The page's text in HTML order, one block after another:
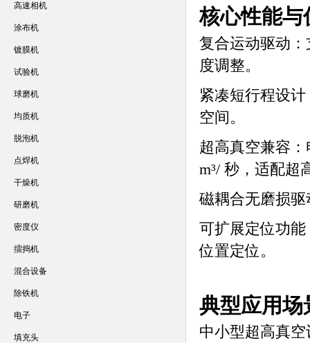
核心性能与
复合运动驱动
度调整。
紧凑短行程设计
空间。
超高真空兼容
m³/ 秒，适配超
磁耦合无磨损驱
可扩展定位功能
位置定位。
典型应用场
中小型超高真
高速相机
涂布机
镀膜机
试验机
球磨机
均质机
脱泡机
点焊机
干燥机
研磨机
密度仪
擂捣机
混合设备
除铁机
电子
填充头